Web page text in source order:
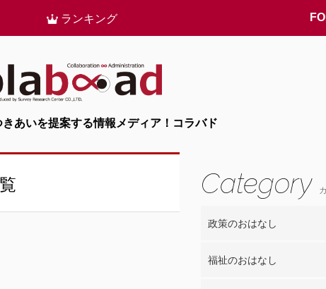
あいを提案する情報メディア！コラバド
ランキング
政策のおはなし
福祉のおはなし